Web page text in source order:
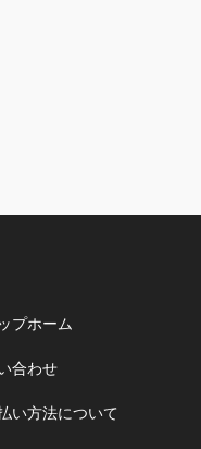
プホーム
合わせ
い方法について